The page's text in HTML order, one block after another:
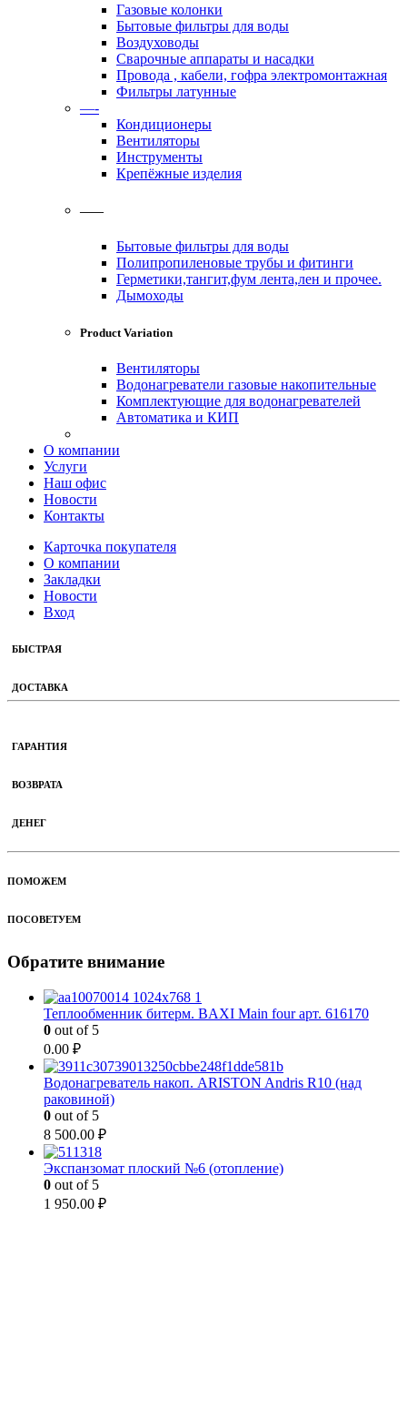
Газовые колонки
Бытовые фильтры для воды
Воздуховоды
Сварочные аппараты и насадки
Провода , кабели, гофра электромонтажная
Фильтры латунные
—-
Кондиционеры
Вентиляторы
Инструменты
Крепёжные изделия
——
Бытовые фильтры для воды
Полипропиленовые трубы и фитинги
Герметики,тангит,фум лента,лен и прочее.
Дымоходы
Product Variation
Вентиляторы
Водонагреватели газовые накопительные
Комплектующие для водонагревателей
Автоматика и КИП
О компании
Услуги
Наш офис
Новости
Контакты
Карточка покупателя
О компании
Закладки
Новости
Вход
БЫСТРАЯ
ДОСТАВКА
ГАРАНТИЯ
ВОЗВРАТА
ДЕНЕГ
ПОМОЖЕМ
ПОСОВЕТУЕМ
Обратите внимание
Теплообменник битерм. BAXI Main four арт. 616170
0 out of 5
0.00 ₽
Водонагреватель накоп. ARISTON Andris R10 (над
раковиной)
0 out of 5
8 500.00 ₽
Экспанзомат плоский №6 (отопление)
0 out of 5
1 950.00 ₽